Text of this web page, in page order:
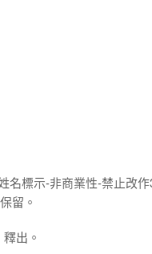
名標示-非商業性-禁止改
留。
出。